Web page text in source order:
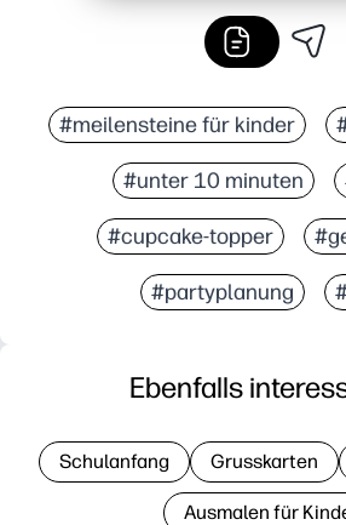
#meilensteine für kinder
#unter 10 minuten
#cupcake-topper
#partyplanung
Ebenfalls
Schulanfang Grusskarten
Ausmalen für